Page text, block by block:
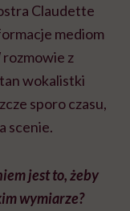
Claudette
mediom
z
wokalistki
sporo czasu,
scenie.
jest to, żeby
wymiarze?